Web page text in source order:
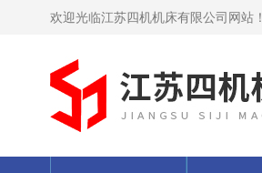
欢迎光临江苏四机机床有限公司网站！